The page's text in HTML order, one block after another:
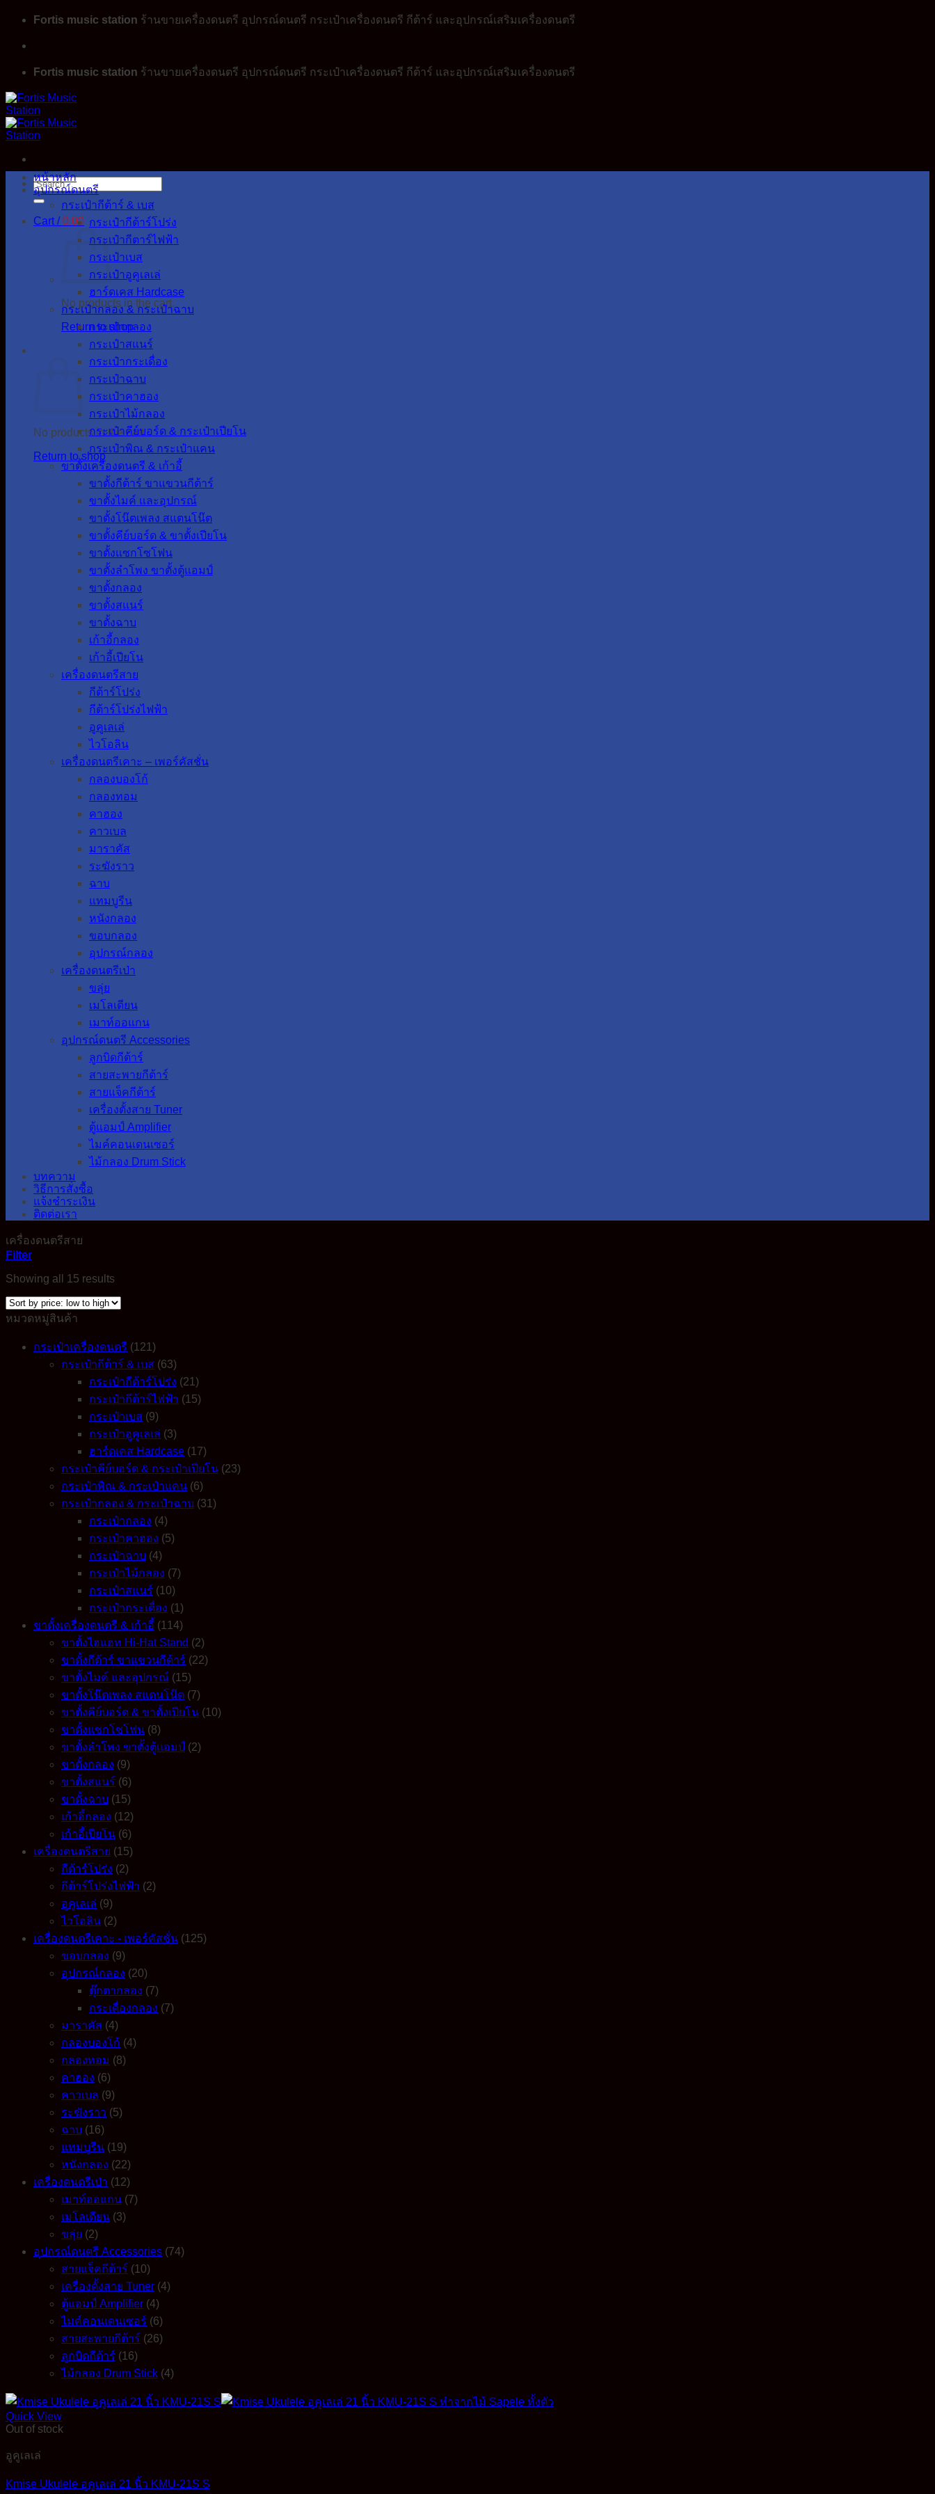
Skip
Fortis music station ร้านขายเครื่องดนตรี อุปกรณ์ดนตรี กระเป๋าเครื่องดนตรี กีต้าร์ และอุปกรณ์เสริมเครื่องดนตรี
Fortis music station ร้านขายเครื่องดนตรี อุปกรณ์ดนตรี กระเป๋าเครื่องดนตรี กีต้าร์ และอุปกรณ์เสริมเครื่องดนตรี
Search
for:
Cart /0.00
No products in the cart.
Return to shop
No products in the cart.
Return to shop
หน้าหลัก
อุปกรณ์ดนตรี
กระเป๋ากีต้าร์ & เบส
กระเป๋ากีต้าร์โปร่ง
กระเป๋ากีตาร์ไฟฟ้า
กระเป๋าเบส
กระเป๋าอูคูเลเล่
ฮาร์ดเคส Hardcase
กระเป๋ากลอง & กระเป๋าฉาบ
กระเป๋ากลอง
กระเป๋าสแนร์
กระเป๋ากระเดื่อง
กระเป๋าฉาบ
กระเป๋าคาฮอง
กระเป๋าไม้กลอง
กระเป๋าคีย์บอร์ด & กระเป๋าเปียโน
กระเป๋าพิณ & กระเป๋าแคน
ขาตั้งเครื่องดนตรี & เก้าอี้
ขาตั้งกีต้าร์ ขาแขวนกีต้าร์
ขาตั้งไมค์ และอุปกรณ์
ขาตั้งโน๊ตเพลง สแตนโน๊ต
ขาตั้งคีย์บอร์ด & ขาตั้งเปียโน
ขาตั้งแซกโซโฟน
ขาตั้งลำโพง ขาตั้งตู้แอมป์
ขาตั้งกลอง
ขาตั้งสแนร์
ขาตั้งฉาบ
เก้าอี้กลอง
เก้าอี้เปียโน
เครื่องดนตรีสาย
กีต้าร์โปร่ง
กีต้าร์โปร่งไฟฟ้า
อูคูเลเล่
ไวโอลิน
เครื่องดนตรีเคาะ – เพอร์คัสชั่น
กลองบองโก้
กลองทอม
คาฮอง
คาวเบล
มาราคัส
ระฆังราว
ฉาบ
แทมบูรีน
หนังกลอง
ขอบกลอง
อุปกรณ์กลอง
เครื่องดนตรีเป่า
ขลุ่ย
เมโลเดียน
เมาท์ออแกน
อุปกรณ์ดนตรี Accessories
ลูกบิดกีต้าร์
สายสะพายกีต้าร์
สายแจ็คกีต้าร์
เครื่องตั้งสาย Tuner
ตู้แอมป์ Amplifier
ไมค์คอนเดนเซอร์
ไม้กลอง Drum Stick
บทความ
วิธีการสั่งซื้อ
แจ้งชำระเงิน
ติดต่อเรา
เครื่องดนตรีสาย
Filter
Showing all 15 results
price:
high
หมวดหมู่สินค้า
กระเป๋าเครื่องดนตรี (121)
กระเป๋ากีต้าร์ & เบส (63)
กระเป๋ากีต้าร์โปร่ง (21)
กระเป๋ากีต้าร์ไฟฟ้า (15)
กระเป๋าเบส (9)
กระเป๋าอูคูเลเล่ (3)
ฮาร์ดเคส Hardcase (17)
กระเป๋าคีย์บอร์ด & กระเป๋าเปียโน (23)
กระเป๋าพิณ & กระเป๋าแคน (6)
กระเป๋ากลอง & กระเป๋าฉาบ (31)
กระเป๋ากลอง (4)
กระเป๋าคาฮอง (5)
กระเป๋าฉาบ (4)
กระเป๋าไม้กลอง (7)
กระเป๋าสแนร์ (10)
กระเป๋ากระเดื่อง (1)
ขาตั้งเครื่องดนตรี & เก้าอี้ (114)
ขาตั้งไฮแฮท Hi-Hat Stand (2)
ขาตั้งกีต้าร์ ขาแขวนกีต้าร์ (22)
ขาตั้งไมค์ และอุปกรณ์ (15)
ขาตั้งโน๊ตเพลง สแตนโน๊ต (7)
ขาตั้งคีย์บอร์ด & ขาตั้งเปียโน (10)
ขาตั้งแซกโซโฟน (8)
ขาตั้งลำโพง ขาตั้งตู้แอมป์ (2)
ขาตั้งกลอง (9)
ขาตั้งสแนร์ (6)
ขาตั้งฉาบ (15)
เก้าอี้กลอง (12)
เก้าอี้เปียโน (6)
เครื่องดนตรีสาย (15)
กีต้าร์โปร่ง (2)
กีต้าร์โปร่งไฟฟ้า (2)
อูคูเลเล่ (9)
ไวโอลิน (2)
เครื่องดนตรีเคาะ - เพอร์คัสชั่น (125)
ขอบกลอง (9)
อุปกรณ์กลอง (20)
ตุ๊กตากลอง (7)
กระเดื่องกลอง (7)
มาราคัส (4)
กลองบองโก้ (4)
กลองทอม (8)
คาฮอง (6)
คาวเบล (9)
ระฆังราว (5)
ฉาบ (16)
แทมบูรีน (19)
หนังกลอง (22)
เครื่องดนตรีเป่า (12)
เมาท์ออแกน (7)
เมโลเดียน (3)
ขลุ่ย (2)
อุปกรณ์ดนตรี Accessories (74)
สายแจ็คกีต้าร์ (10)
เครื่องตั้งสาย Tuner (4)
ตู้แอมป์ Amplifier (4)
ไมค์คอนเดนเซอร์ (6)
สายสะพายกีต้าร์ (26)
ลูกบิดกีต้าร์ (16)
ไม้กลอง Drum Stick (4)
Quick View
Out of stock
อูคูเลเล่
Kmise Ukulele อูคูเลเล่ 21 นิ้ว KMU-21S S